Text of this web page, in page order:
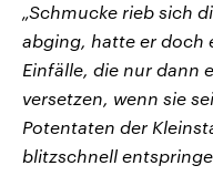
„Schmucke rieb sich
abging, hatte er doch
Einfälle, die nur dann
versetzen, wenn sie
Potentaten der
blitzschnell